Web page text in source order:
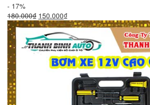
- 17%
180.000₫ Giá
gốc
là:
180.000₫.
150.000₫Giá
hiện
tại
là:
150.000₫.